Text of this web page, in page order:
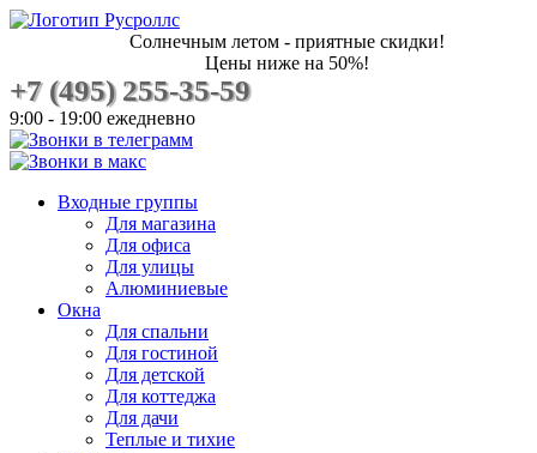
Солнечным летом - приятные скидки!
Цены ниже на 50%!
+7 (495) 255-35-59
9:00 - 19:00 ежедневно
Входные группы
Для магазина
Для офиса
Для улицы
Алюминиевые
Окна
Для спальни
Для гостиной
Для детской
Для коттеджа
Для дачи
Теплые и тихие